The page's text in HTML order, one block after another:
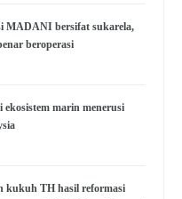
MADANI bersifat sukarela,
beroperasi
ekosistem marin menerusi
kukuh TH hasil reformasi